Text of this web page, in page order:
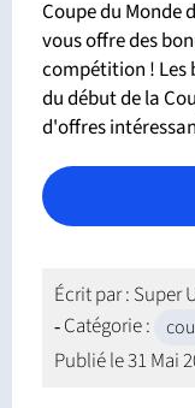
Coupe du Monde
vous offre des
compétition ! Les
du début de la
d'offres
Écrit par : Super
Catégorie :
Publié le31 Mai